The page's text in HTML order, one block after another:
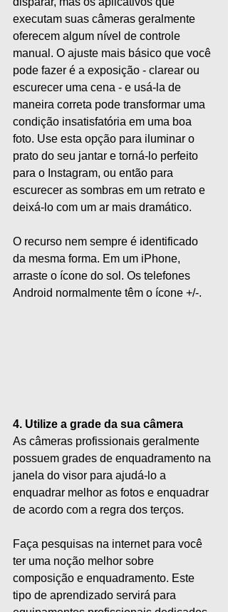
executam suas câmeras geralmente
oferecem algum nível de controle
manual. O ajuste mais básico que você
pode fazer é a exposição - clarear ou
escurecer uma cena - e usá-la de
maneira correta pode transformar uma
condição insatisfatória em uma boa
foto. Use esta opção para iluminar o
prato do seu jantar e torná-lo perfeito
para o Instagram, ou então para
escurecer as sombras em um retrato e
deixá-lo com um ar mais dramático.
O recurso nem sempre é identificado
da mesma forma. Em um iPhone,
arraste o ícone do sol. Os telefones
Android normalmente têm o ícone +/-.
4. Utilize a grade da sua câmera
As câmeras profissionais geralmente
possuem grades de enquadramento na
janela do visor para ajudá-lo a
enquadrar melhor as fotos e enquadrar
de acordo com a regra dos terços.
Faça pesquisas na internet para você
ter uma noção melhor sobre
composição e enquadramento. Este
tipo de aprendizado servirá para